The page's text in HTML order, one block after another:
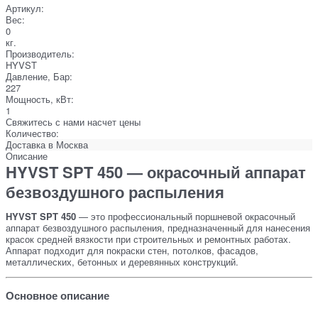
Артикул:
Вес:
0
кг.
Производитель:
HYVST
Давление, Бар:
227
Мощность, кВт:
1
Свяжитесь с нами насчет цены
Количество:
Доставка в Москва
Описание
HYVST SPT 450 — окрасочный аппарат
безвоздушного распыления
HYVST SPT 450 — это профессиональный поршневой окрасочный
аппарат безвоздушного распыления, предназначенный для нанесения
красок средней вязкости при строительных и ремонтных работах.
Аппарат подходит для покраски стен, потолков, фасадов,
металлических, бетонных и деревянных конструкций.
Основное описание